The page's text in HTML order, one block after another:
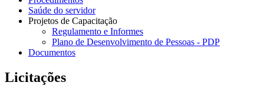
Saúde do servidor
Projetos de Capacitação
Regulamento e Informes
Plano de Desenvolvimento de Pessoas - PDP
Documentos
Licitações